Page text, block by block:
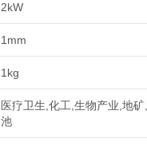
2kW
1mm
1kg
医疗卫生,化工,生物产业,地
池